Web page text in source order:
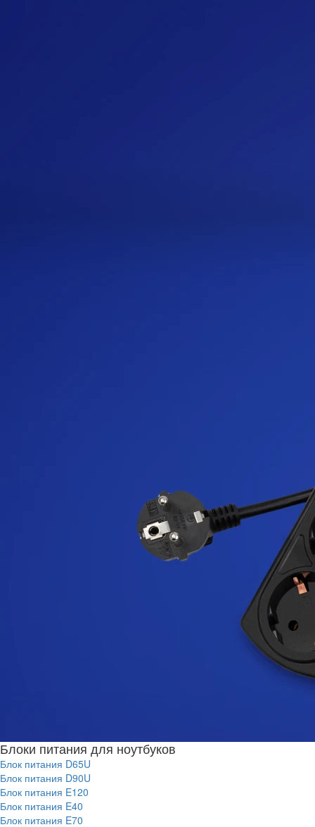
Блоки питания для ноутбуков
Блок питания D65U
Блок питания D90U
Блок питания E120
Блок питания E40
Блок питания E70